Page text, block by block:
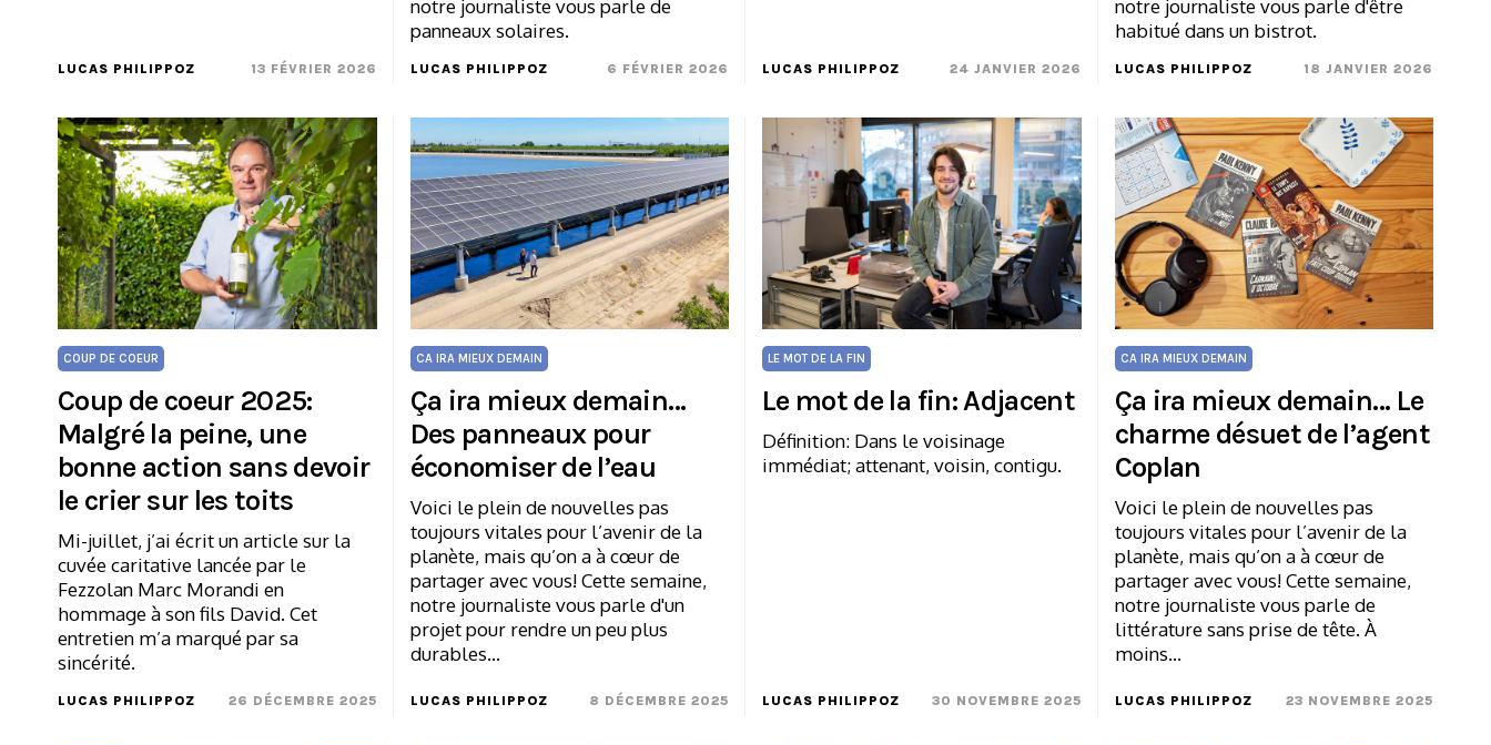
LUCAS PHILIPPOZ 13 FÉVRIER 2026
notre journaliste vous parle de
panneaux solaires.
LUCAS PHILIPPOZ 6 FÉVRIER 2026 LUCAS PHILIPPOZ 24 JANVIER 2026
notre journaliste vous parle d'être
habitué dans un bistrot.
LUCAS PHILIPPOZ 18 JANVIER 2026
COUP DE COEUR
Coup de coeur 2025:
Malgré la peine, une
bonne action sans devoir
le crier sur les toits
Mi-juillet, j’ai écrit un article sur la
cuvée caritative lancée par le
Fezzolan Marc Morandi en
hommage à son fils David. Cet
entretien m’a marqué par sa
sincérité.
LUCAS PHILIPPOZ 26 DÉCEMBRE 2025
CA IRA MIEUX DEMAIN
Ça ira mieux demain…
Des panneaux pour
économiser de l’eau
Voici le plein de nouvelles pas
toujours vitales pour l’avenir de la
planète, mais qu’on a à cœur de
partager avec vous! Cette semaine,
notre journaliste vous parle d'un
projet pour rendre un peu plus
durables…
LUCAS PHILIPPOZ 8 DÉCEMBRE 2025
LE MOT DE LA FIN
Le mot de la fin: Adjacent
Définition: Dans le voisinage
immédiat; attenant, voisin, contigu.
LUCAS PHILIPPOZ 30 NOVEMBRE 2025
CA IRA MIEUX DEMAIN
Ça ira mieux demain… Le
charme désuet de l’agent
Coplan
Voici le plein de nouvelles pas
toujours vitales pour l’avenir de la
planète, mais qu’on a à cœur de
partager avec vous! Cette semaine,
notre journaliste vous parle de
littérature sans prise de tête. À
moins…
LUCAS PHILIPPOZ 23 NOVEMBRE 2025